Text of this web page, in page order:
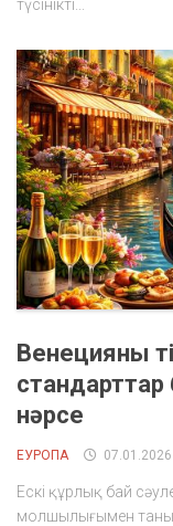
түсінікті...
Венецияны
нәрсе
ЕУРОПА 07.01.2026
Ескі құрлық бай
молшылығымен